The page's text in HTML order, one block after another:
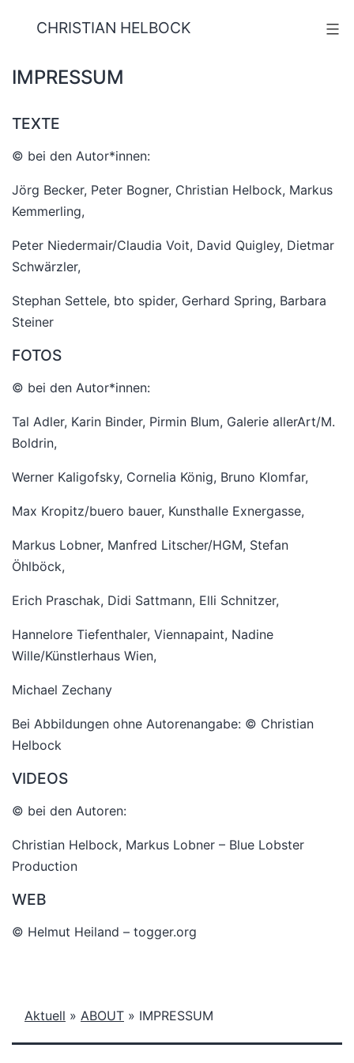
CHRISTIAN HELBOCK
IMPRESSUM
TEXTE
© bei den Autor*innen:
Jörg Becker, Peter Bogner, Christian Helbock, Markus
Kemmerling,
Peter Niedermair/Claudia Voit, David Quigley, Dietmar
Schwärzler,
Stephan Settele, bto spider, Gerhard Spring, Barbara
Steiner
FOTOS
© bei den Autor*innen:
Tal Adler, Karin Binder, Pirmin Blum, Galerie allerArt/M.
Boldrin,
Werner Kaligofsky, Cornelia König, Bruno Klomfar,
Max Kropitz/buero bauer, Kunsthalle Exnergasse,
Markus Lobner, Manfred Litscher/HGM, Stefan
Öhlböck,
Erich Praschak, Didi Sattmann, Elli Schnitzer,
Hannelore Tiefenthaler, Viennapaint, Nadine
Wille/Künstlerhaus Wien,
Michael Zechany
Bei Abbildungen ohne Autorenangabe: © Christian
Helbock
VIDEOS
© bei den Autoren:
Christian Helbock, Markus Lobner – Blue Lobster
Production
WEB
© Helmut Heiland – togger.org
Aktuell » ABOUT » IMPRESSUM